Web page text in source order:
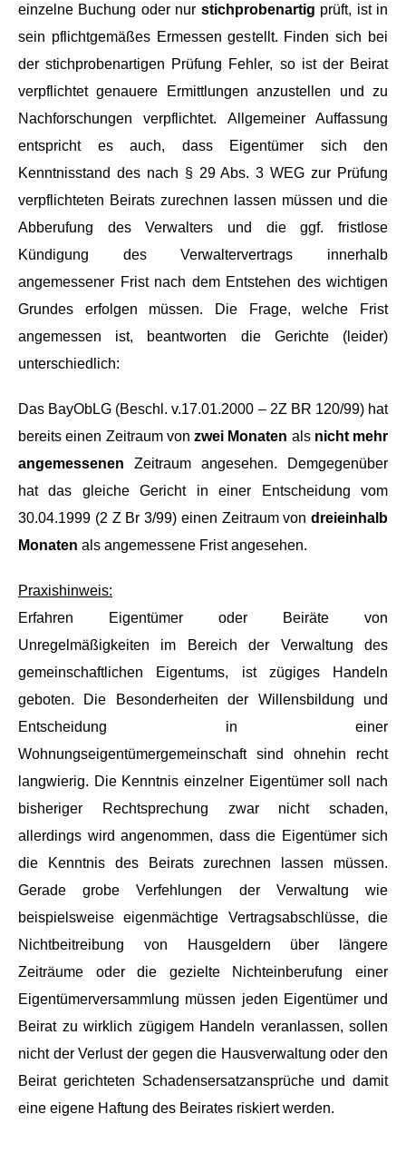
einzelne Buchung oder nur stichprobenartig prüft, ist in
sein pflichtgemäßes Ermessen gestellt. Finden sich bei
der stichprobenartigen Prüfung Fehler, so ist der Beirat
verpflichtet genauere Ermittlungen anzustellen und zu
Nachforschungen verpflichtet. Allgemeiner Auffassung
entspricht es auch, dass Eigentümer sich den
Kenntnisstand des nach § 29 Abs. 3 WEG zur Prüfung
verpflichteten Beirats zurechnen lassen müssen und die
Abberufung des Verwalters und die ggf. fristlose
Kündigung des Verwaltervertrags innerhalb
angemessener Frist nach dem Entstehen des wichtigen
Grundes erfolgen müssen. Die Frage, welche Frist
angemessen ist, beantworten die Gerichte (leider)
unterschiedlich:
Das BayObLG (Beschl. v.17.01.2000 – 2Z BR 120/99) hat
bereits einen Zeitraum von zwei Monaten als nicht mehr
angemessenen Zeitraum angesehen. Demgegenüber
hat das gleiche Gericht in einer Entscheidung vom
30.04.1999 (2 Z Br 3/99) einen Zeitraum von dreieinhalb
Monaten als angemessene Frist angesehen.
Praxishinweis:
Erfahren Eigentümer oder Beiräte von
Unregelmäßigkeiten im Bereich der Verwaltung des
gemeinschaftlichen Eigentums, ist zügiges Handeln
geboten. Die Besonderheiten der Willensbildung und
Entscheidung in einer
Wohnungseigentümergemeinschaft sind ohnehin recht
langwierig. Die Kenntnis einzelner Eigentümer soll nach
bisheriger Rechtsprechung zwar nicht schaden,
allerdings wird angenommen, dass die Eigentümer sich
die Kenntnis des Beirats zurechnen lassen müssen.
Gerade grobe Verfehlungen der Verwaltung wie
beispielsweise eigenmächtige Vertragsabschlüsse, die
Nichtbeitreibung von Hausgeldern über längere
Zeiträume oder die gezielte Nichteinberufung einer
Eigentümerversammlung müssen jeden Eigentümer und
Beirat zu wirklich zügigem Handeln veranlassen, sollen
nicht der Verlust der gegen die Hausverwaltung oder den
Beirat gerichteten Schadensersatzansprüche und damit
eine eigene Haftung des Beirates riskiert werden.